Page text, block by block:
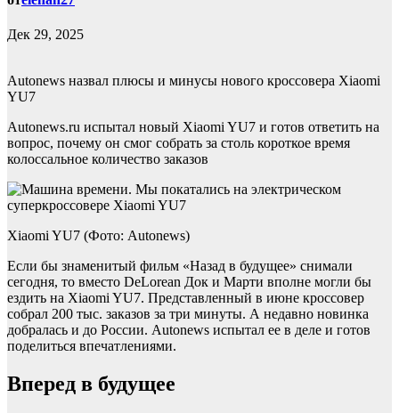
Дек 29, 2025
Autonews назвал плюсы и минусы нового кроссовера Xiaomi
YU7
Autonews.ru испытал новый Xiaomi YU7 и готов ответить на
вопрос, почему он смог собрать за столь короткое время
колоссальное количество заказов
Xiaomi YU7 (Фото: Autonews)
Если бы знаменитый фильм «Назад в будущее» снимали
сегодня, то вместо DeLorean Док и Марти вполне могли бы
ездить на Xiaomi YU7. Представленный в июне кроссовер
собрал 200 тыс. заказов за три минуты. А недавно новинка
добралась и до России. Autonews испытал ее в деле и готов
поделиться впечатлениями.
Вперед в будущее